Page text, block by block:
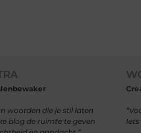
woorden die je stil laten
blog de ruimte te geven